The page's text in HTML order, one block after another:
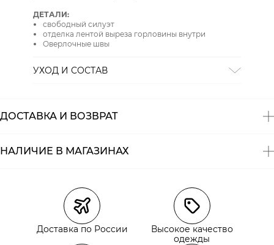
ДЕТАЛИ:
свободный силуэт
отделка лентой выреза горловины внутри
Оверлочные швы
УХОД И СОСТАВ
запрещена
Состав: 100% хлопок
ДОСТАВКА И ВОЗВРАТ
Курьерская доставка СДЭК
Самовывоз из пункта выдачи СДЭК
Самовывоз из наших магазинов
НАЛИЧИЕ В МАГАЗИНАХ
Доставка по России
Высокое качество
одежды